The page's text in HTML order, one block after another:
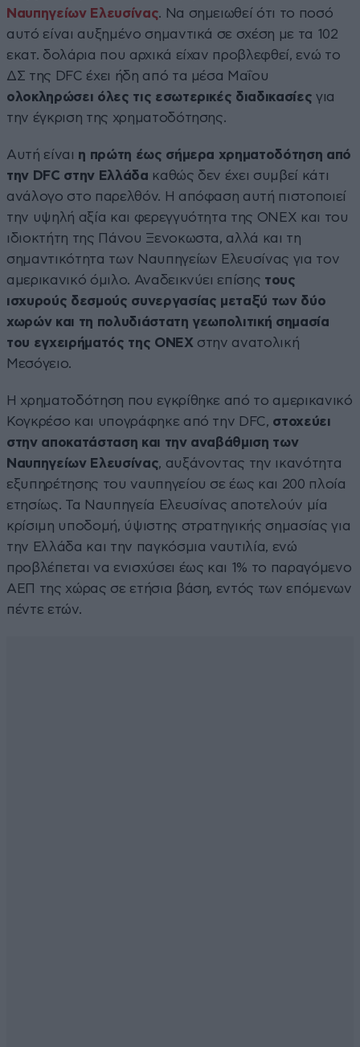
Ναυπηγείων Ελευσίνας. Να σημειωθεί ότι το ποσό
αυτό είναι αυξημένο σημαντικά σε σχέση με τα 102
εκατ. δολάρια που αρχικά είχαν προβλεφθεί, ενώ το
ΔΣ της DFC έχει ήδη από τα μέσα Μαΐου
ολοκληρώσει όλες τις εσωτερικές διαδικασίες για
την έγκριση της χρηματοδότησης.
Αυτή είναι η πρώτη έως σήμερα χρηματοδότηση από
την DFC στην Ελλάδα καθώς δεν έχει συμβεί κάτι
ανάλογο στο παρελθόν. Η απόφαση αυτή πιστοποιεί
την υψηλή αξία και φερεγγυότητα της ΟΝΕΧ και του
ιδιοκτήτη της Πάνου Ξενοκωστα, αλλά και τη
σημαντικότητα των Ναυπηγείων Ελευσίνας για τον
αμερικανικό όμιλο. Αναδεικνύει επίσης τους
ισχυρούς δεσμούς συνεργασίας μεταξύ των δύο
χωρών και τη πολυδιάστατη γεωπολιτική σημασία
του εγχειρήματός της ONEX στην ανατολική
Μεσόγειο.
Η χρηματοδότηση που εγκρίθηκε από το αμερικανικό
Κογκρέσο και υπογράφηκε από την DFC, στοχεύει
στην αποκατάσταση και την αναβάθμιση των
Ναυπηγείων Ελευσίνας, αυξάνοντας την ικανότητα
εξυπηρέτησης του ναυπηγείου σε έως και 200 πλοία
ετησίως. Τα Ναυπηγεία Ελευσίνας αποτελούν μία
κρίσιμη υποδομή, ύψιστης στρατηγικής σημασίας για
την Ελλάδα και την παγκόσμια ναυτιλία, ενώ
προβλέπεται να ενισχύσει έως και 1% το παραγόμενο
ΑΕΠ της χώρας σε ετήσια βάση, εντός των επόμενων
πέντε ετών.